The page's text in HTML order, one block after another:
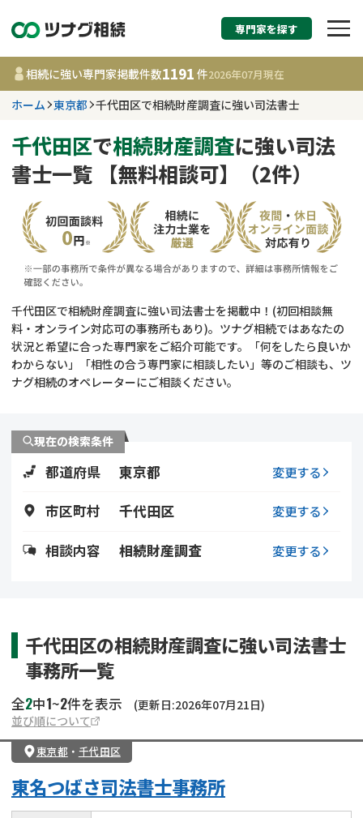
相続税申告・相続手
す
東京都
事務所 1191
件
相談内容で探す
相続登記
遺留分侵害額請求
相続人調査
コラム
相続手続き
相続登記
専門家を探す
相続に強い専門家掲載件数1191 件2026年07月現在
ホーム 東京都 千代田区で相続財産調査に強い司法書士
千代田区で相続財産調査に強い司法
書士一覧 【無料相談可】（2件）
千代田区で相続財産調査に強い司法書士を掲載中！(初回相談無
料・オンライン対応可の事務所もあり)。ツナグ相続ではあなたの
状況と希望に合った専門家をご紹介可能です。「何をしたら良いか
わからない」「相性の合う専門家に相談したい」等のご相談も、ツ
ナグ相続のオペレーターにご相談ください。
現在の検索条件
都道府県 東京都 変更する
市区町村 千代田区 変更する
相談内容 相続財産調査 変更する
千代田区の相続財産調査に強い司法書士
事務所一覧
全2中1~2件を表示
(更新日:2026年07月21日)
並び順について
東京都 ・ 千代田区
東名つばさ司法書士事務所